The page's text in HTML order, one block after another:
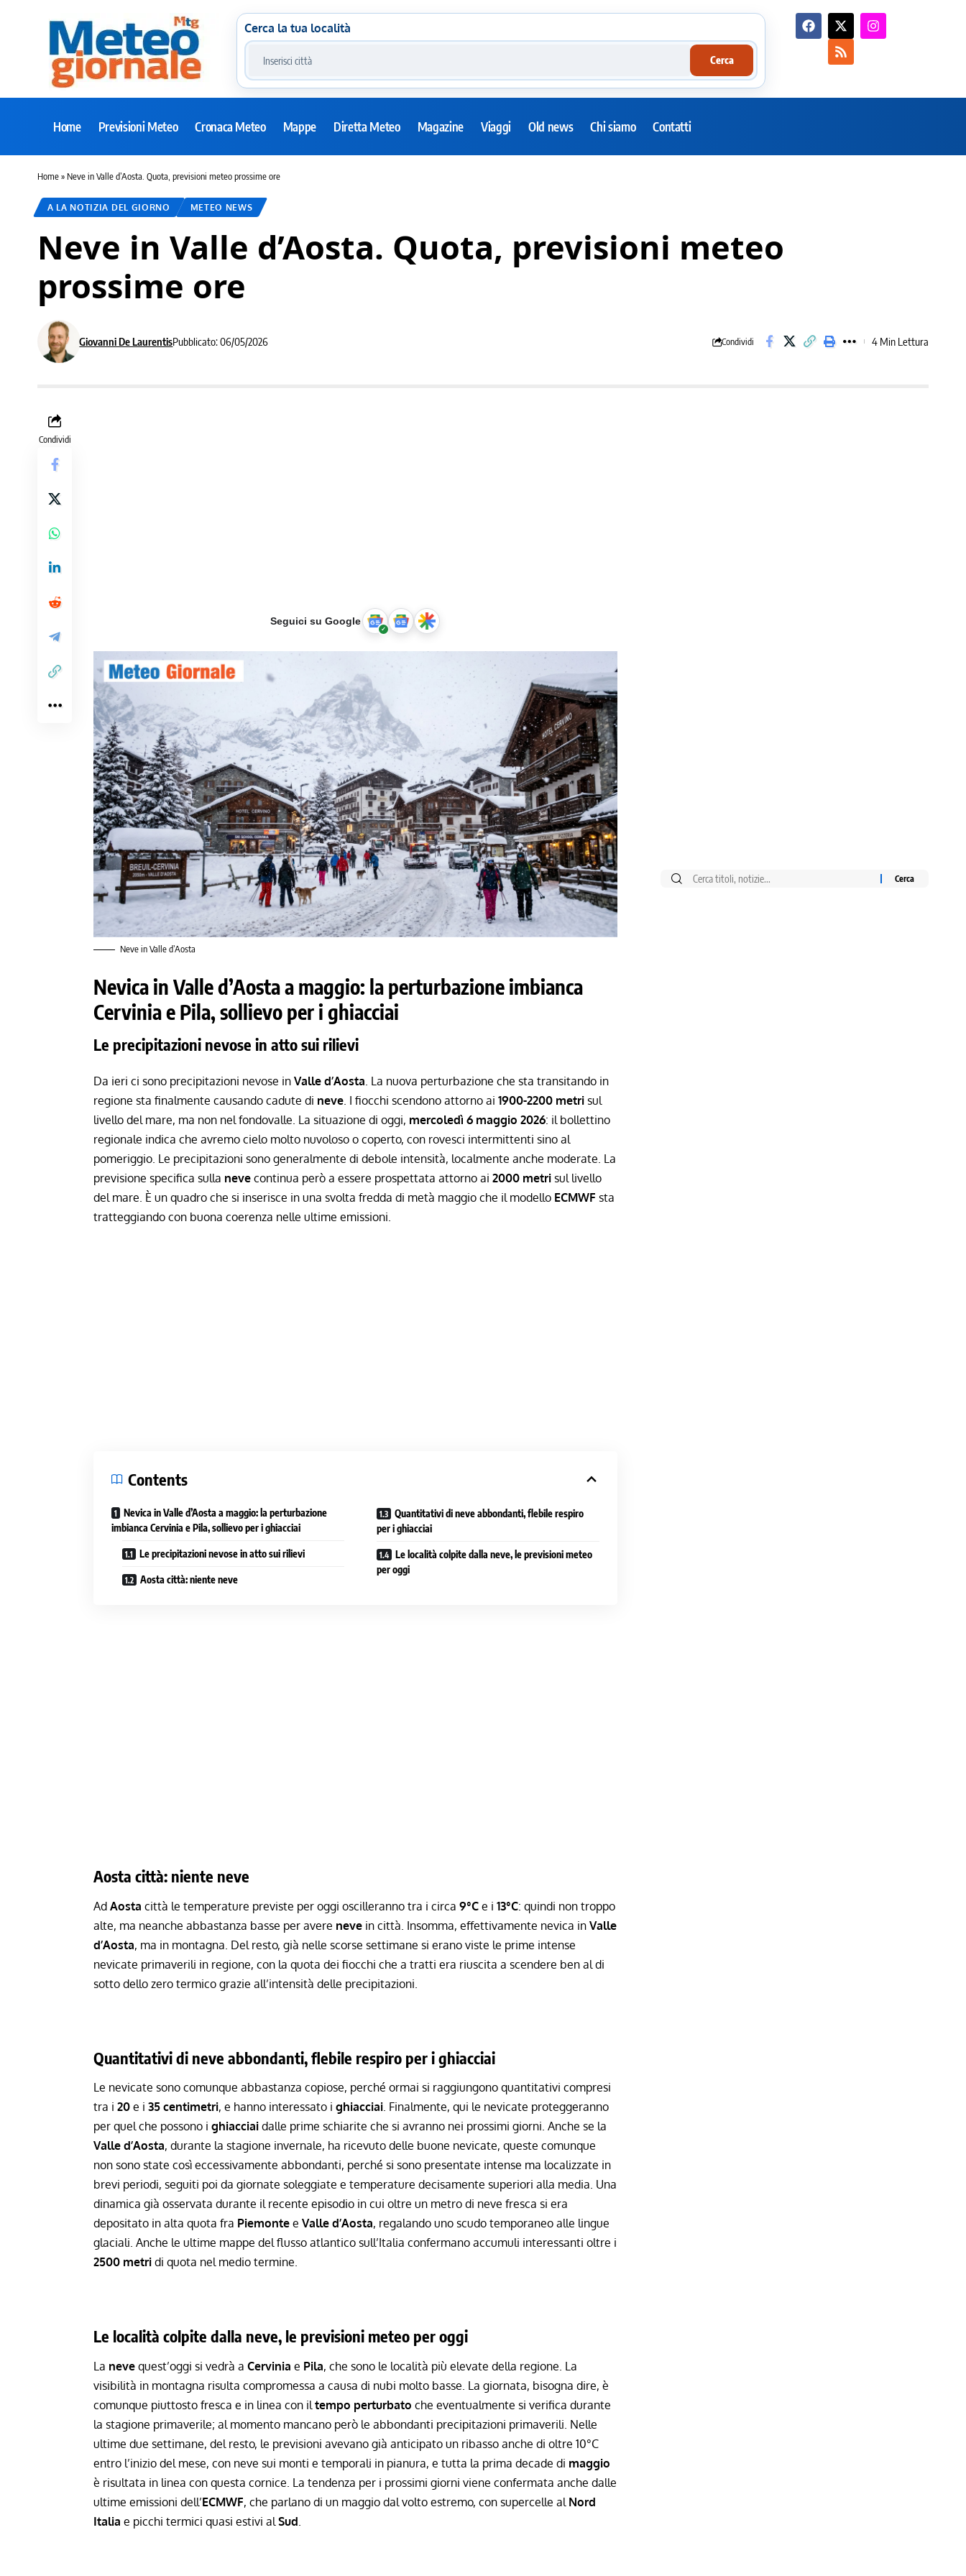
Cerca la tua località
Cerca
Home Previsioni Meteo Cronaca Meteo Mappe Diretta Meteo Magazine Viaggi Old news Chi siamo Contatti
Home» Neve in Valle d’Aosta. Quota, previsioni meteo prossime ore
A LA NOTIZIA DEL GIORNO METEO NEWS
Neve in Valle d’Aosta. Quota, previsioni meteo
prossime ore
Giovanni De LaurentisPubblicato: 06/05/2026 Condividi 4 Min Lettura
Condividi
Seguici su Google
Neve in Valle d’Aosta
Nevica in Valle d’Aosta a maggio: la perturbazione imbianca
Cervinia e Pila, sollievo per i ghiacciai
Le precipitazioni nevose in atto sui rilievi
Da ieri ci sono precipitazioni nevose in Valle d’Aosta. La nuova perturbazione che sta transitando in
regione sta finalmente causando cadute di neve. I fiocchi scendono attorno ai 1900-2200 metri sul
livello del mare, ma non nel fondovalle. La situazione di oggi, mercoledì 6 maggio 2026: il bollettino
regionale indica che avremo cielo molto nuvoloso o coperto, con rovesci intermittenti sino al
pomeriggio. Le precipitazioni sono generalmente di debole intensità, localmente anche moderate. La
previsione specifica sulla neve continua però a essere prospettata attorno ai 2000 metri sul livello
del mare. È un quadro che si inserisce in una svolta fredda di metà maggio che il modello ECMWF sta
tratteggiando con buona coerenza nelle ultime emissioni.
Contents
Nevica in Valle d’Aosta a maggio: la perturbazione
imbianca Cervinia e Pila, sollievo per i ghiacciai
Le precipitazioni nevose in atto sui rilievi
Aosta città: niente neve
Quantitativi di neve abbondanti, flebile respiro
per i ghiacciai
Le località colpite dalla neve, le previsioni meteo
per oggi
Aosta città: niente neve
Ad Aosta città le temperature previste per oggi oscilleranno tra i circa 9°C e i 13°C: quindi non troppo
alte, ma neanche abbastanza basse per avere neve in città. Insomma, effettivamente nevica in Valle
d’Aosta, ma in montagna. Del resto, già nelle scorse settimane si erano viste le prime intense
nevicate primaverili in regione, con la quota dei fiocchi che a tratti era riuscita a scendere ben al di
sotto dello zero termico grazie all’intensità delle precipitazioni.
Quantitativi di neve abbondanti, flebile respiro per i ghiacciai
Le nevicate sono comunque abbastanza copiose, perché ormai si raggiungono quantitativi compresi
tra i 20 e i 35 centimetri, e hanno interessato i ghiacciai. Finalmente, qui le nevicate proteggeranno
per quel che possono i ghiacciai dalle prime schiarite che si avranno nei prossimi giorni. Anche se la
Valle d’Aosta, durante la stagione invernale, ha ricevuto delle buone nevicate, queste comunque
non sono state così eccessivamente abbondanti, perché si sono presentate intense ma localizzate in
brevi periodi, seguiti poi da giornate soleggiate e temperature decisamente superiori alla media. Una
dinamica già osservata durante il recente episodio in cui oltre un metro di neve fresca si era
depositato in alta quota fra Piemonte e Valle d’Aosta, regalando uno scudo temporaneo alle lingue
glaciali. Anche le ultime mappe delflusso atlantico sull’Italia confermano accumuli interessanti oltre i
2500 metri di quota nel medio termine.
Le località colpite dalla neve, le previsioni meteo per oggi
La neve quest’oggi si vedrà a Cervinia e Pila, che sono le località più elevate della regione. La
visibilità in montagna risulta compromessa a causa di nubi molto basse. La giornata, bisogna dire, è
comunque piuttosto fresca e in linea con il tempo perturbato che eventualmente si verifica durante
la stagione primaverile; al momento mancano però le abbondanti precipitazioni primaverili. Nelle
ultime due settimane, del resto, le previsioni avevano già anticipato un ribasso anche di oltre 10°C
entro l’inizio del mese, con neve sui monti e temporali in pianura, e tutta la prima decade di maggio
è risultata in linea con questa cornice. La tendenza per i prossimi giorni viene confermata anche dalle
ultime emissioni dell’ECMWF, che parlano di un maggio dal volto estremo, con supercelle al Nord
Italia e picchi termici quasi estivi al Sud